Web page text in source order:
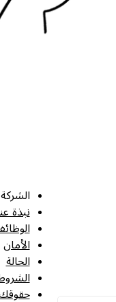
الشركة
نبذة
الأمان
الحالة
حقوقك